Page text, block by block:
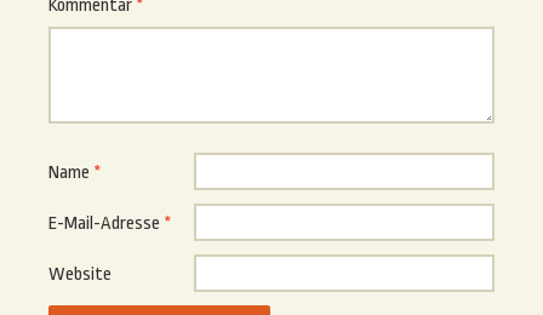
Kommentar *
Name *
E-Mail-Adresse *
Website